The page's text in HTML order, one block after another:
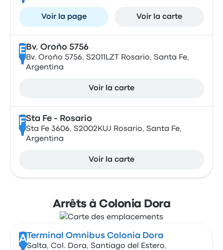
Voir la page Voir la carte
E Bv. Oroño 5756
Bv. Oroño 5756, S2011LZT Rosario, Santa Fe,
Argentina
Voir la carte
FSta Fe - Rosario
Sta Fe 3606, S2002KUJ Rosario, Santa Fe,
Argentina
Voir la carte
Arrêts à Colonia Dora
A Terminal Omnibus Colonia Dora
Salta, Col. Dora, Santiago del Estero,